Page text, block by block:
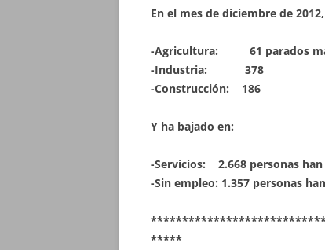
En el mes de diciembre de
-Agricultura: 61 parados
-Industria: 378
-Construcción: 186
Y ha bajado en:
-Servicios: 2.668 personas
-Sin empleo: 1.357 personas
*****